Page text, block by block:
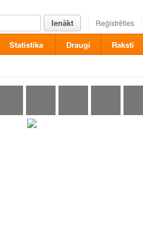
Ienākt Reģistrēties
Statistika Draugi Raksti